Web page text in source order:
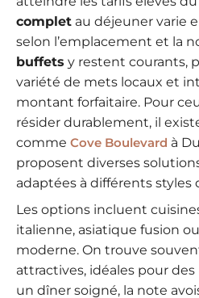
complet au déjeuner varie
selon l’emplacement et la
buffets y restent courants,
variété de mets locaux et
montant forfaitaire. Pour
résider durablement, il
comme Cove Boulevard à
proposent diverses
adaptées à différents styles
Les options incluent
italienne, asiatique fusion
moderne. On trouve
attractives, idéales pour des
un dîner soigné, la note